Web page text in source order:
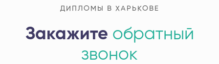
ДИПЛОМЫ В ХАРЬКОВЕ
Закажите обратный
звонок